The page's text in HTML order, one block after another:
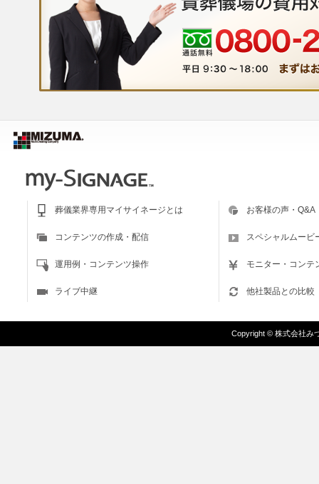
葬儀業界専用マイサイネージとは
コンテンツの作成・配信
運用例・コンテンツ操作
ライブ中継
お客様の声・Q&A
スペシャルムービ
モニター・コンテ
他社製品との比較
Copyright © 株式会社み